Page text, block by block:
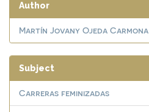
Author
Martín Jovany Ojeda Carmona
Subject
Carreras feminizadas